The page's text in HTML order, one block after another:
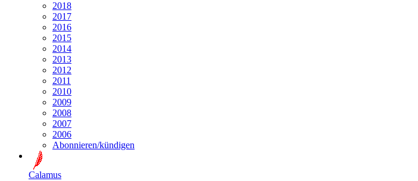
2018
2017
2016
2015
2014
2013
2012
2011
2010
2009
2008
2007
2006
Abonnieren/kündigen
Calamus